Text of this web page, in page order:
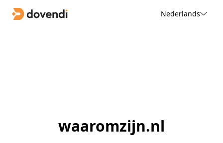
Nederlands
waaromzijn.nl